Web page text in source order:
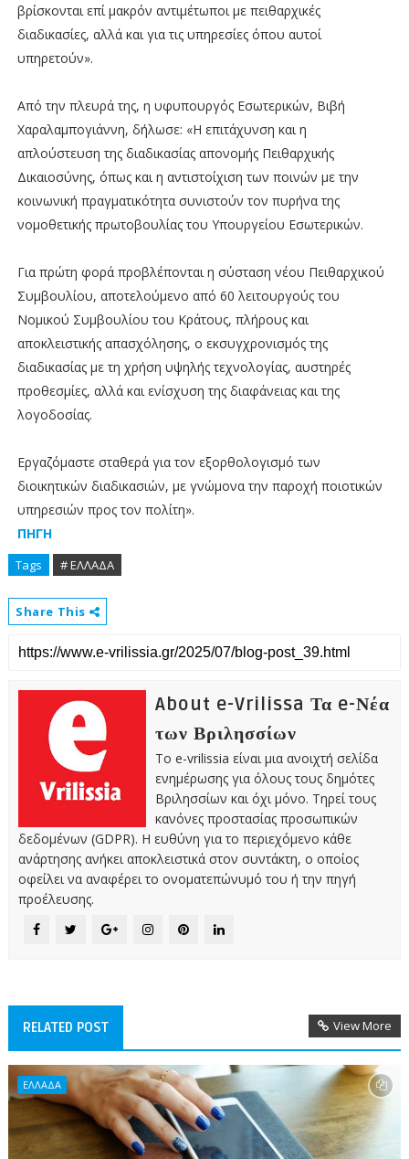
βρίσκονται επί μακρόν αντιμέτωποι με πειθαρχικές
διαδικασίες, αλλά και για τις υπηρεσίες όπου αυτοί
υπηρετούν».
Από την πλευρά της, η υφυπουργός Εσωτερικών, Βιβή
Χαραλαμπογιάννη, δήλωσε: «Η επιτάχυνση και η
απλούστευση της διαδικασίας απονομής Πειθαρχικής
Δικαιοσύνης, όπως και η αντιστοίχιση των ποινών με την
κοινωνική πραγματικότητα συνιστούν τον πυρήνα της
νομοθετικής πρωτοβουλίας του Υπουργείου Εσωτερικών.
Για πρώτη φορά προβλέπονται η σύσταση νέου Πειθαρχικού
Συμβουλίου, αποτελούμενο από 60 λειτουργούς του
Νομικού Συμβουλίου του Κράτους, πλήρους και
αποκλειστικής απασχόλησης, ο εκσυγχρονισμός της
διαδικασίας με τη χρήση υψηλής τεχνολογίας, αυστηρές
προθεσμίες, αλλά και ενίσχυση της διαφάνειας και της
λογοδοσίας.
Εργαζόμαστε σταθερά για τον εξορθολογισμό των
διοικητικών διαδικασιών, με γνώμονα την παροχή ποιοτικών
υπηρεσιών προς τον πολίτη».
ΠΗΓΗ
Tags # ΕΛΛΑΔΑ
Share This
About e-Vrilissa Τα e-Νέα
των Βριλησσίων
Το e-vrilissia είναι μια ανοιχτή σελίδα
ενημέρωσης για όλους τους δημότες
Βριλησσίων και όχι μόνο. Τηρεί τους
κανόνες προστασίας προσωπικών
δεδομένων (GDPR). Η ευθύνη για το περιεχόμενο κάθε
ανάρτησης ανήκει αποκλειστικά στον συντάκτη, ο οποίος
οφείλει να αναφέρει το ονοματεπώνυμό του ή την πηγή
προέλευσης.
RELATED POST View More
ΕΛΛΑΔΑ